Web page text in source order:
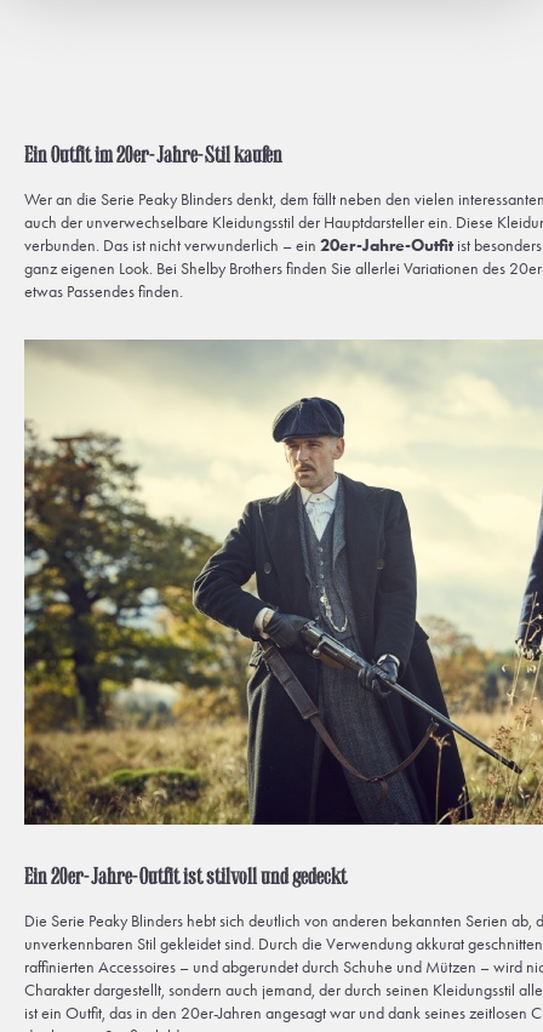
Ein Outfit im 20er-Jahre-Stil kaufen
Wer an die Serie Peaky Blinders denkt, dem fällt neben den vielen
auch der unverwechselbare Kleidungsstil der Hauptdarsteller ein. Diese
verbunden. Das ist nicht verwunderlich – ein 20er-Jahre-Outfit ist
ganz eigenen Look. Bei Shelby Brothers finden Sie allerlei Variationen des
etwas Passendes finden.
Ein 20er-Jahre-Outfit ist stilvoll und gedeckt
Die Serie Peaky Blinders hebt sich deutlich von anderen bekannten Serien ab,
unverkennbaren Stil gekleidet sind. Durch die Verwendung akkurat
raffinierten Accessoires – und abgerundet durch Schuhe und Mützen – wird
Charakter dargestellt, sondern auch jemand, der durch seinen Kleidungsstil
ist ein Outfit, das in den 20er-Jahren angesagt war und dank seines zeitlosen